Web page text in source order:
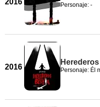
Personaje: -
2016 Personaje: Él